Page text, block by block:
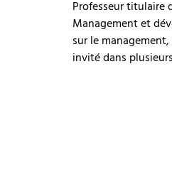
Professeur titulaire
Management et
sur le
invité dans